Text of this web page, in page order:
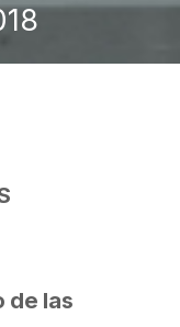
de las